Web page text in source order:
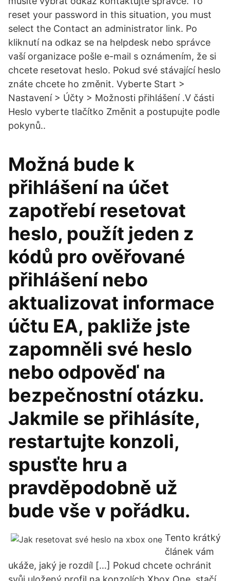
reset your password in this situation, you must
select the Contact an administrator link. Po
kliknutí na odkaz se na helpdesk nebo správce
vaší organizace pošle e-mail s oznámením, že si
chcete resetovat heslo. Pokud své stávající heslo
znáte chcete ho změnit. Vyberte Start >
Nastavení > Účty > Možnosti přihlášení .V části
Heslo vyberte tlačítko Změnit a postupujte podle
pokynů..
Možná bude k
přihlášení na účet
zapotřebí resetovat
heslo, použít jeden z
kódů pro ověřované
přihlášení nebo
aktualizovat informace
účtu EA, pakliže jste
zapomněli své heslo
nebo odpověď na
bezpečnostní otázku.
Jakmile se přihlásíte,
restartujte konzoli,
spusťte hru a
pravděpodobně už
bude vše v pořádku.
Tento krátký
článek vám
ukáže, jaký je rozdíl […] Pokud chcete ochránit